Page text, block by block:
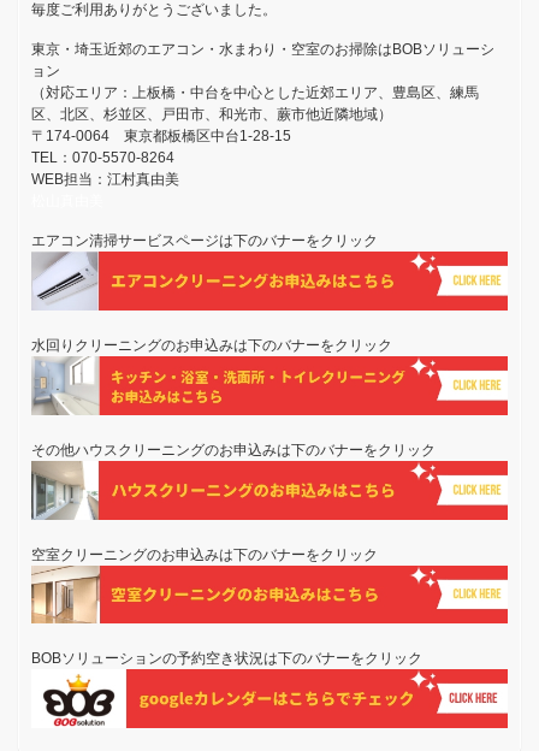
毎度ご利用ありがとうございました。
東京・埼玉近郊のエアコン・水まわり・空室のお掃除はBOBソリューシ
ョン
（対応エリア：上板橋・中台を中心とした近郊エリア、豊島区、練馬
区、北区、杉並区、戸田市、和光市、蕨市他近隣地域）
〒174-0064 東京都板橋区中台1-28-15
TEL：070-5570-8264
WEB担当：江村真由美
エアコン清掃サービスページは下のバナーをクリック
水回りクリーニングのお申込みは下のバナーをクリック
その他ハウスクリーニングのお申込みは下のバナーをクリック
空室クリーニングのお申込みは下のバナーをクリック
BOBソリューションの予約空き状況は下のバナーをクリック